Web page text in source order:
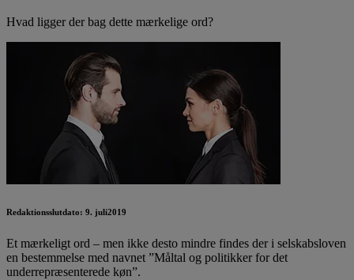
Hvad ligger der bag dette mærkelige ord?
Redaktionsslutdato: 9. juli2019
Et mærkeligt ord – men ikke desto mindre findes der i selskabsloven
en bestemmelse med navnet ”Måltal og politikker for det
underrepræsenterede køn”.